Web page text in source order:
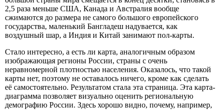
2,5 раза меньше США, Канада и Австралия вообще
сжимаются до размера не самого большого европейского
государства, маленький Бангладеш надувается, как
воздушный шар, а Индия и Китай занимают пол-карты.
Стало интересно, а есть ли карта, аналогичным образом
изображающая регионы России, страны с очень
неравномерной плотностью населения. Оказалось, что такой
карты нет, поэтому не оставалось ничего, кроме как сделать
её самостоятельно. Результатом стала эта страница. Эта карта-
диаграмма позволяет визуально оценить региональную
демографию России. Здесь хорошо видно, почему, например,